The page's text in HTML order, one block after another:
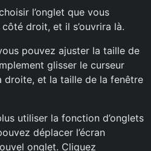
l’onglet que vous
droit, et il s’ouvrira là.
pouvez ajuster la taille de
glisser le curseur
droite, et la taille de la fenêtre
utiliser la fonction d’onglets
déplacer l’écran
onglet. Cliquez